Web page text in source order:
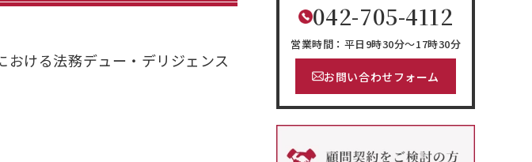
042-705-4112
営業時間：平日9時30分～17時30分
お問い合わせフォーム
ける法務デュー・デリジェンス